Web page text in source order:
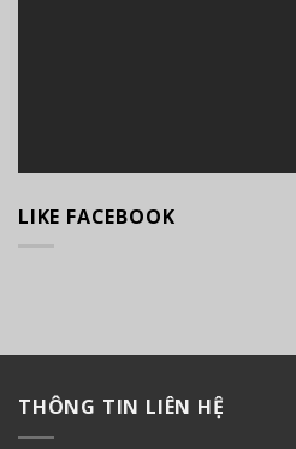
LIKE FACEBOOK
THÔNG TIN LIÊN HỆ